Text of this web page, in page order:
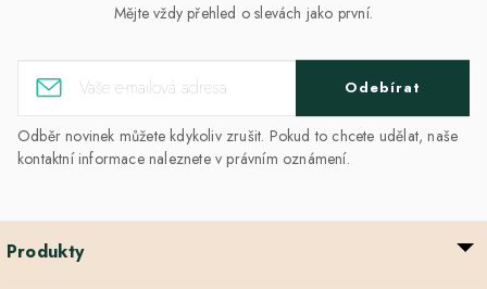
Mějte vždy přehled o slevách jako první.
Odebírat
Odběr novinek můžete kdykoliv zrušit. Pokud to chcete udělat, naše
kontaktní informace naleznete v právním oznámení.
Produkty